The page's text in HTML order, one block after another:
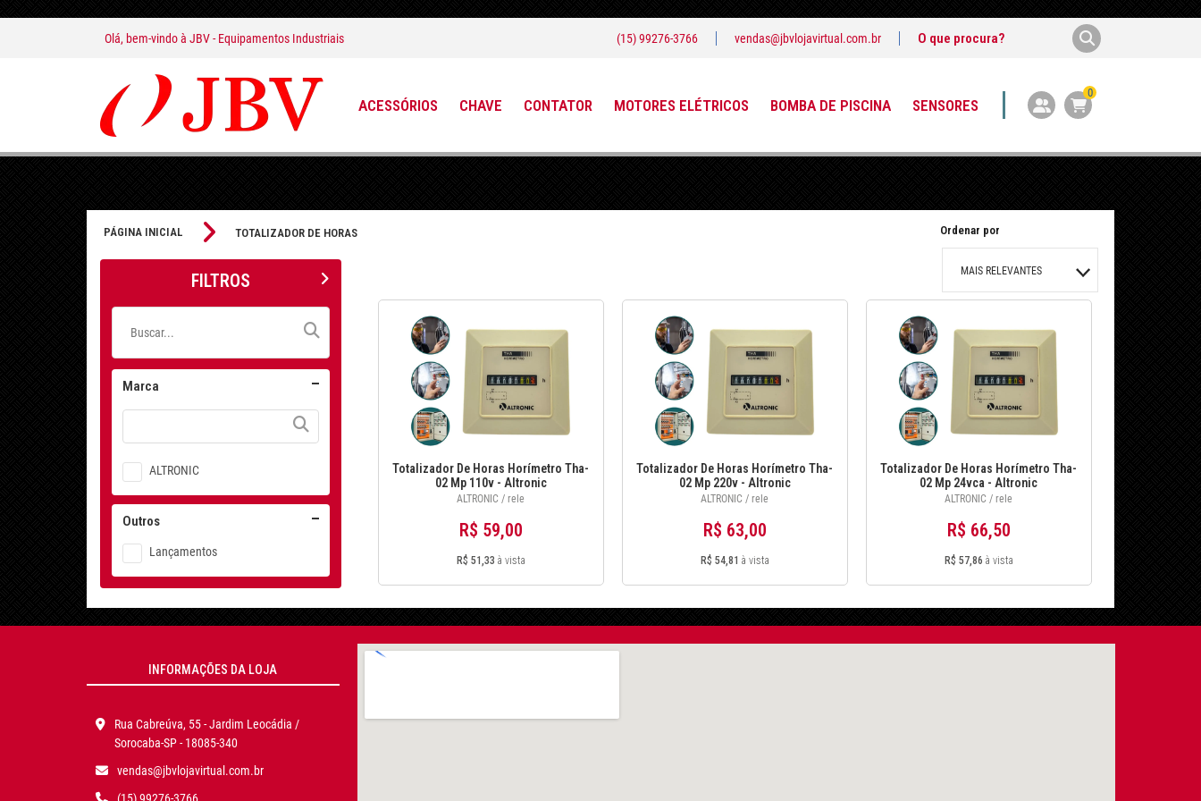
Olá, bem-vindo à JBV - Equipamentos Industriais (15) 99276-3766 vendas@jbvlojavirtual.com.br
ACESSÓRIOS CHAVE CONTATOR MOTORES ELÉTRICOS BOMBA DE PISCINA SENSORES
0
PÁGINA INICIAL TOTALIZADOR DE HORAS Ordenar por
MAIS RELEVANTES
MENOR PREÇO
MAIOR PREÇO
FILTROS
Marca
ALTRONIC
Outros
Lançamentos
Totalizador De Horas Horímetro Tha-
02 Mp 110v - Altronic
ALTRONIC / rele
R$ 59,00
R$ 51,33 à vista
Totalizador De Horas Horímetro Tha-
02 Mp 220v - Altronic
ALTRONIC / rele
R$ 63,00
R$ 54,81 à vista
Totalizador De Horas Horímetro Tha-
02 Mp 24vca - Altronic
ALTRONIC / rele
R$ 66,50
R$ 57,86 à vista
INFORMAÇÕES DA LOJA
Rua Cabreúva, 55 - Jardim Leocádia /
Sorocaba-SP - 18085-340
vendas@jbvlojavirtual.com.br